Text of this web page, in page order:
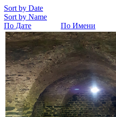
Sort by Date
Sort by Name
По Дате
По Имени